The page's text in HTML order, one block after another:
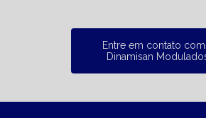
Entre em contato com
Dinamisan